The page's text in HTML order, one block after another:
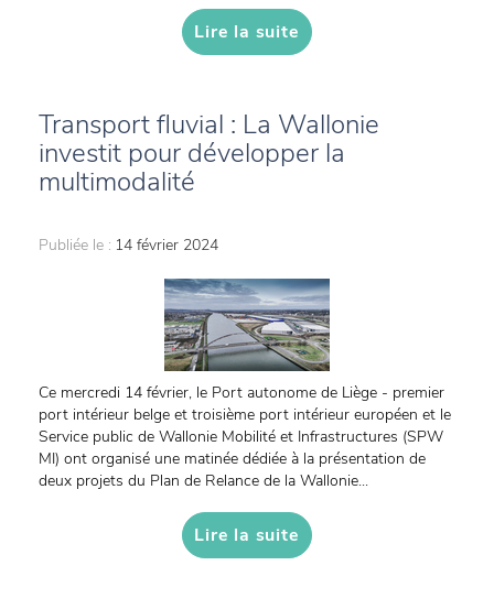
Lire la suite
Transport fluvial : La Wallonie
investit pour développer la
multimodalité
Publiée le : 14 février 2024
Ce mercredi 14 février, le Port autonome de Liège - premier
port intérieur belge et troisième port intérieur européen et le
Service public de Wallonie Mobilité et Infrastructures (SPW
MI) ont organisé une matinée dédiée à la présentation de
deux projets du Plan de Relance de la Wallonie...
Lire la suite